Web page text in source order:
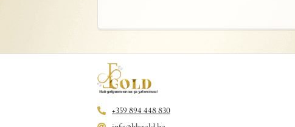
+359 894 448 830